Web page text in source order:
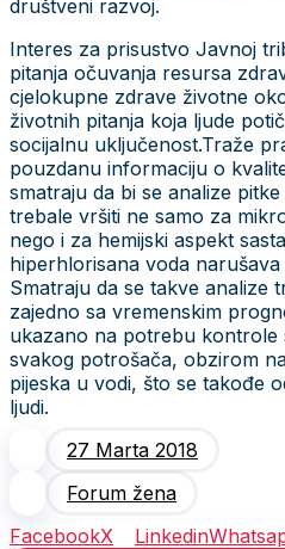
društveni razvoj.
Interes za prisustvo Javnoj
pitanja očuvanja resursa
cjelokupne zdrave životne
životnih pitanja koja ljude
socijalnu uključenost.Traže
pouzdanu informaciju o
smatraju da bi se analize
trebale vršiti ne samo za
nego i za hemijski aspekt
hiperhlorisana voda narušava
Smatraju da se takve analize
zajedno sa vremenskim
ukazano na potrebu kontrole
svakog potrošača, obzirom
pijeska u vodi, što se takođe
ljudi.
27 Marta 2018
Forum žena
FacebookX Linkedin